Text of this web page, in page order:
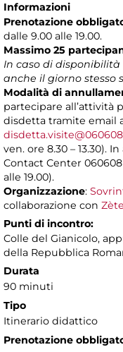
Informazioni
Prenotazione
dalle 9.00 alle 19.00.
Massimo 25
In caso di
anche il giorno stesso
Modalità di
partecipare all’attività
disdetta tramite email
ven. ore 8.30 – 13.30).
Contact Center
alle 19.00).
Organizzazione:
collaborazione con
Punti di incontro:
Colle del Gianicolo,
della Repubblica
Durata
90 minuti
Tipo
Itinerario didattico
Prenotazione